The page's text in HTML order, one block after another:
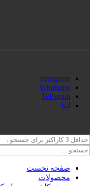
Instagram
Whatsapp
Telegram
ایتا
صفحه نخست
محصولات